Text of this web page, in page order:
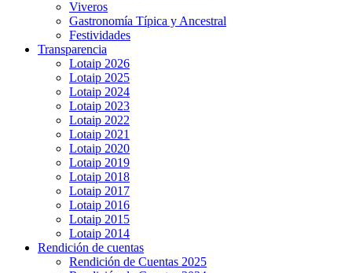
Viveros
Gastronomía Típica y Ancestral
Festividades
Transparencia
Lotaip 2026
Lotaip 2025
Lotaip 2024
Lotaip 2023
Lotaip 2022
Lotaip 2021
Lotaip 2020
Lotaip 2019
Lotaip 2018
Lotaip 2017
Lotaip 2016
Lotaip 2015
Lotaip 2014
Rendición de cuentas
Rendición de Cuentas 2025